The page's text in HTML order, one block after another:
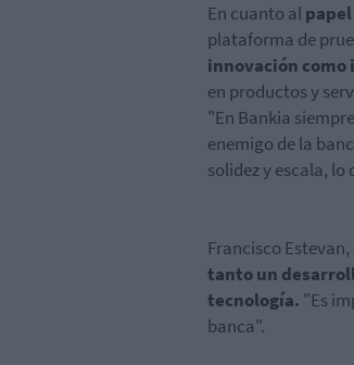
En cuanto al
plataforma de
innovación como
en productos y
"En Bankia
enemigo de la
solidez y escala,
Francisco
tanto un
tecnología. "Es
banca".